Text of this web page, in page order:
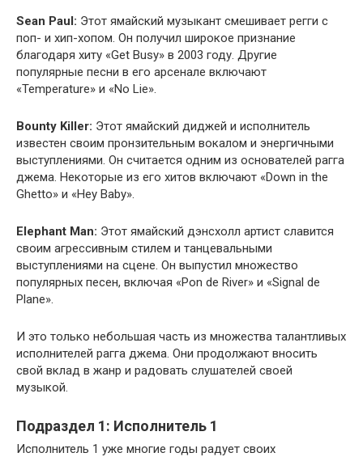
Sean Paul: Этот ямайский музыкант смешивает регги с
поп- и хип-хопом. Он получил широкое признание
благодаря хиту «Get Busy» в 2003 году. Другие
популярные песни в его арсенале включают
«Temperature» и «No Lie».
Bounty Killer: Этот ямайский диджей и исполнитель
известен своим пронзительным вокалом и энергичными
выступлениями. Он считается одним из основателей рагга
джема. Некоторые из его хитов включают «Down in the
Ghetto» и «Hey Baby».
Elephant Man: Этот ямайский дэнсхолл артист славится
своим агрессивным стилем и танцевальными
выступлениями на сцене. Он выпустил множество
популярных песен, включая «Pon de River» и «Signal de
Plane».
И это только небольшая часть из множества талантливых
исполнителей рагга джема. Они продолжают вносить
свой вклад в жанр и радовать слушателей своей
музыкой.
Подраздел 1: Исполнитель 1
Исполнитель 1 уже многие годы радует своих